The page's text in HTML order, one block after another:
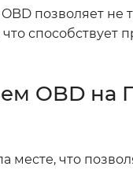
позволяет не
OBD на
что